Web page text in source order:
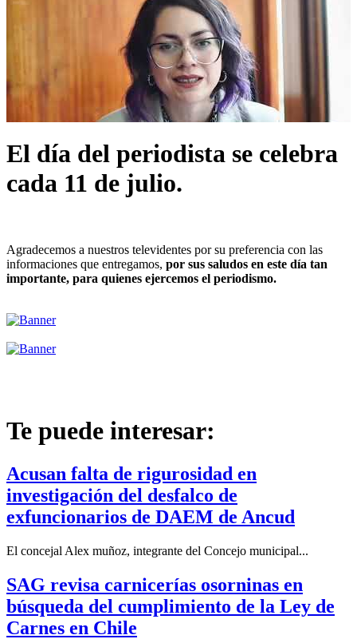
El día del periodista se celebra
cada 11 de julio.
Agradecemos a nuestros televidentes por su preferencia con las
informaciones que entregamos, por sus saludos en este día tan
importante, para quienes ejercemos el periodismo.
Te puede interesar:
Acusan falta de rigurosidad en
investigación del desfalco de
exfuncionarios de DAEM de Ancud
El concejal Alex muñoz, integrante del Concejo municipal...
SAG revisa carnicerías osorninas en
búsqueda del cumplimiento de la Ley de
Carnes en Chile